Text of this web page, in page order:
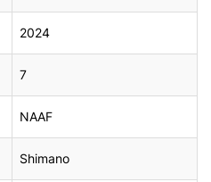
2024
7
NAAF
Shimano